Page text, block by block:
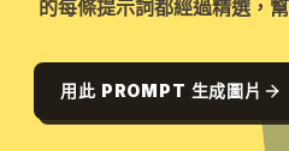
的每條提示詞都經過精選，
用此 PROMPT 生成圖片